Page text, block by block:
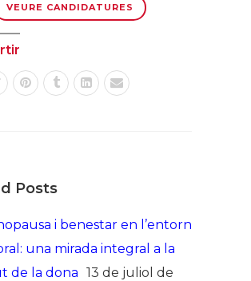
VEURE CANDIDATURES
Posts
i benestar en l’entorn
una mirada integral a la
de la dona 13 de juliol de